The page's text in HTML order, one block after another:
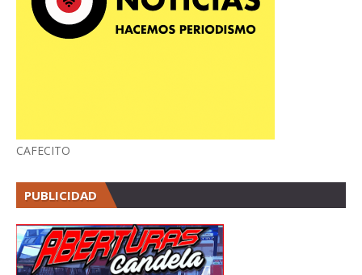
CAFECITO
PUBLICIDAD